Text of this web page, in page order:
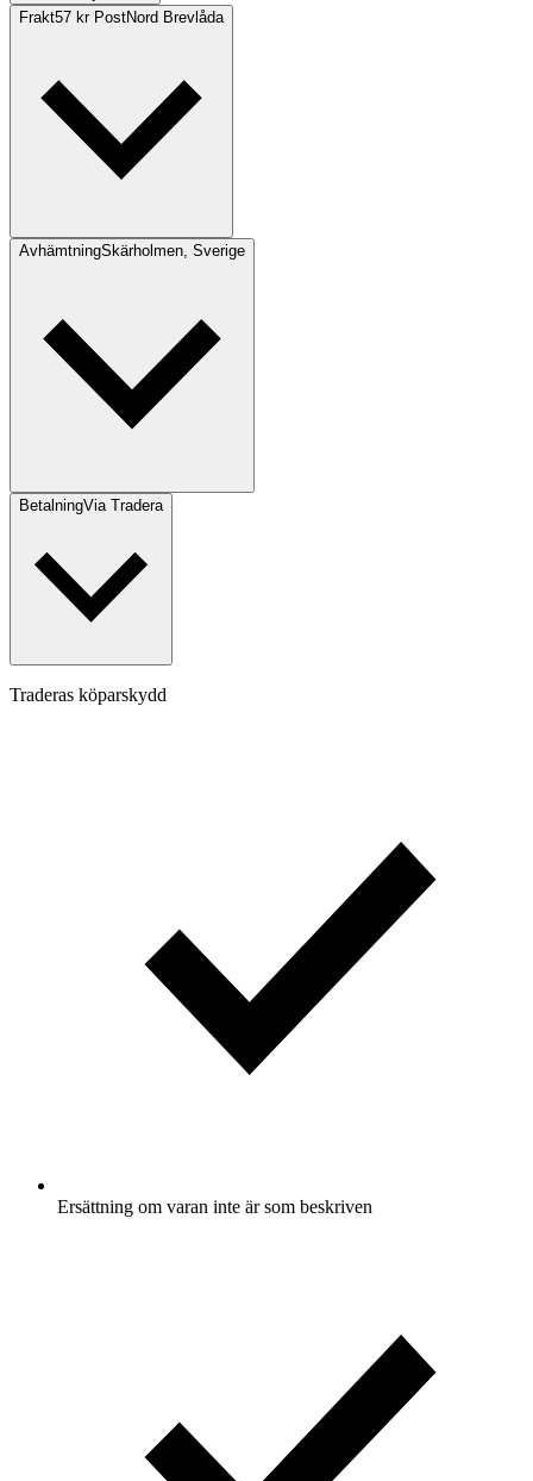
Frakt57 kr PostNord Brevlåda
AvhämtningSkärholmen, Sverige
BetalningVia Tradera
Traderas köparskydd
Ersättning om varan inte är som beskriven